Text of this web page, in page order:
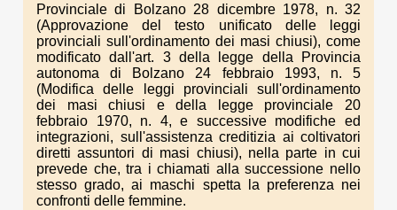
Provinciale di Bolzano 28 dicembre 1978, n. 32
(Approvazione del testo unificato delle leggi
provinciali sull'ordinamento dei masi chiusi), come
modificato dall'art. 3 della legge della Provincia
autonoma di Bolzano 24 febbraio 1993, n. 5
(Modifica delle leggi provinciali sull'ordinamento
dei masi chiusi e della legge provinciale 20
febbraio 1970, n. 4, e successive modifiche ed
integrazioni, sull'assistenza creditizia ai coltivatori
diretti assuntori di masi chiusi), nella parte in cui
prevede che, tra i chiamati alla successione nello
stesso grado, ai maschi spetta la preferenza nei
confronti delle femmine.